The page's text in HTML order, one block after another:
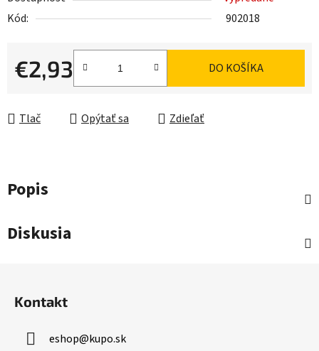
Kód:
902018
€2,93
Jednotková cena:
DO KOŠÍKA
Tlač Opýtať sa Zdieľať
Popis
Diskusia
Kontakt
eshop@kupo.sk